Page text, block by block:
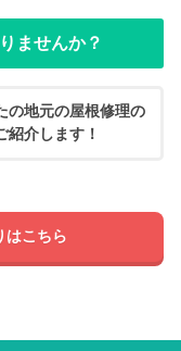
ませんか？
の地元の屋根修理の
紹介します！
はこちら